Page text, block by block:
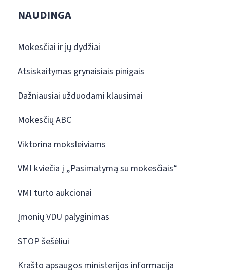
NAUDINGA
Mokesčiai ir jų dydžiai
Atsiskaitymas grynaisiais pinigais
Dažniausiai užduodami klausimai
Mokesčių ABC
Viktorina moksleiviams
VMI kviečia į „Pasimatymą su mokesčiais“
VMI turto aukcionai
Įmonių VDU palyginimas
STOP šešėliui
Krašto apsaugos ministerijos informacija